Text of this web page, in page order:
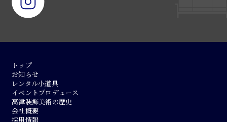
トップ
お知らせ
レンタル小道具
イベントプロデュース
高津装飾美術の歴史
会社概要
採用情報